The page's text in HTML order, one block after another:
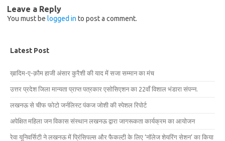
Leave a Reply
You must be logged in to post a comment.
Latest Post
ख़ादिम-ए-क़ौम हाजी अंसार कुरैशी की याद में सजा सम्मान का मंच
उत्तर प्रदेश जिला मान्यता प्राप्त पत्रकार एसोसिएशन का 22वाँ विशाल भंडारा संपन्न.
लखनऊ से चीफ फोटो जर्नलिस्ट पंकज जोशी की स्पेशल रिपोर्ट
अपेक्षित महिला जन विकास संस्थान लखनऊ द्वारा जागरूकता कार्यक्रम का आयोजन
रेवा यूनिवर्सिटी ने लखनऊ में प्रिंसिपल्स और फैकल्टी के लिए ‘नॉलेज शेयरिंग सेशन’ का किया